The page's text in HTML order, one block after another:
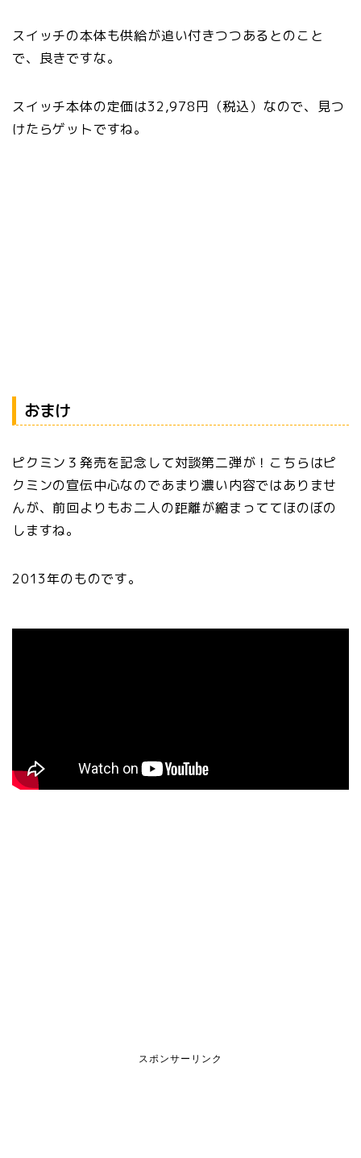
スイッチの本体も供給が追い付きつつあるとのこと
で、良きですな。
スイッチ本体の定価は32,978円（税込）なので、見つ
けたらゲットですね。
おまけ
ピクミン３発売を記念して対談第二弾が！こちらはピ
クミンの宣伝中心なのであまり濃い内容ではありませ
んが、前回よりもお二人の距離が縮まっててほのぼの
しますね。
2013年のものです。
スポンサーリンク